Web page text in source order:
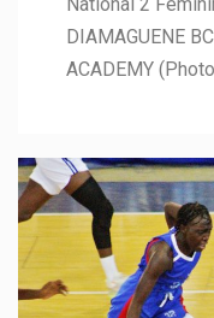
DIAMAGUENE
ACADEMY